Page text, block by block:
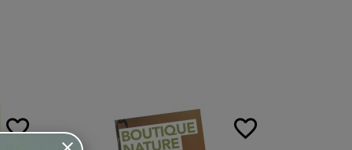
favorite_border favorite_border